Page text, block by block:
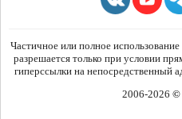
Частичное или полное
разрешается только при условии
гиперссылки на непосредственный
2006-2026 ©